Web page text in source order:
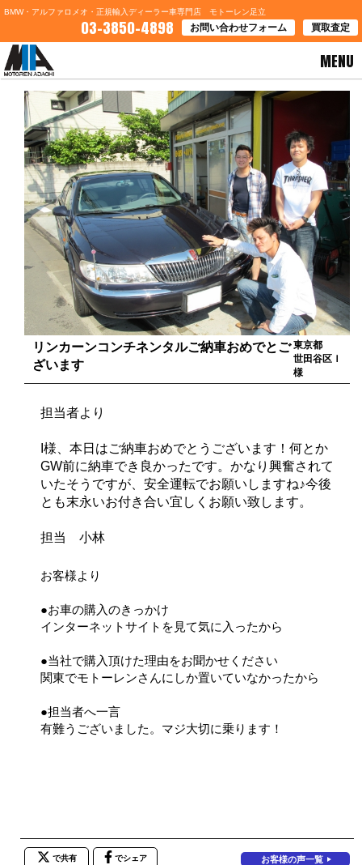
BMW・アルファロメオ・正規輸入ディーラー車専門店 モトーレン足立
03-3850-4898 お問い合わせフォーム 買取査定
MENU
HOME>お客様の声
リンカーンコンチネンタルご納車おめでとご
ざいます
東京都
世田谷区Ｉ
様
担当者より
I様、本日はご納車おめでとうございます！何とか
GW前に納車でき良かったです。かなり興奮されて
いたそうですが、安全運転でお願いしますね♪今後
とも末永いお付き合い宜しくお願い致します。
担当 小林
お客様より
●お車の購入のきっかけ
インターネットサイトを見て気に入ったから
●当社で購入頂けた理由をお聞かせください
関東でモトーレンさんにしか置いていなかったから
●担当者へ一言
有難うございました。マジ大切に乗ります！
で共有 でシェア お客様の声一覧